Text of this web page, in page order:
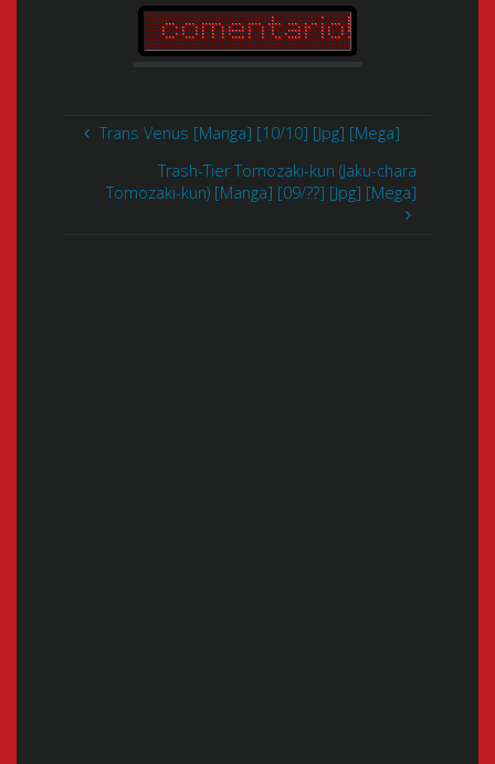
Trans Venus [Manga] [10/10] [Jpg] [Mega]
Trash-Tier Tomozaki-kun (Jaku-chara
Tomozaki-kun) [Manga] [09/??] [Jpg] [Mega]